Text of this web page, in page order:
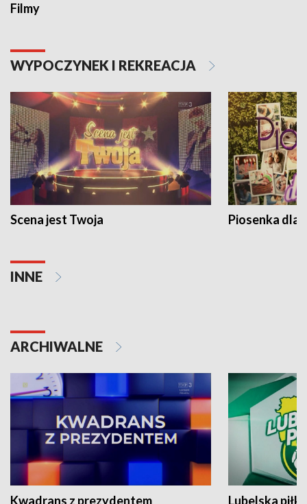
Filmy
WYPOCZYNEK I REKREACJA
Scena jest Twoja Piosenka dla
INNE
ARCHIWALNE
Kwadrans z prezydentem Lubelska piłka